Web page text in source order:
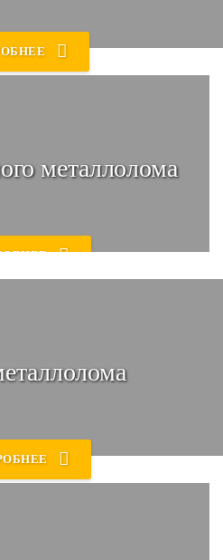
заявки 📋
с Вами 💬
в пункт приема
металлолома